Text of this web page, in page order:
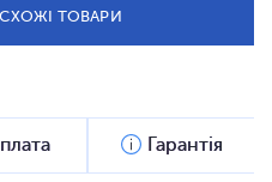
ТОВАРИ
Гарантія